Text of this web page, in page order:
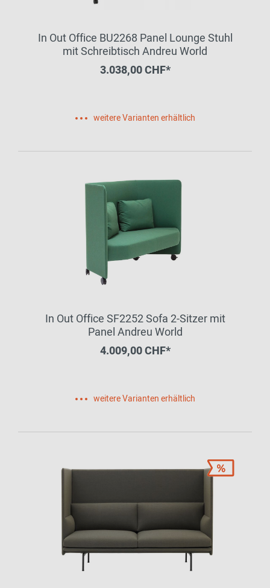
In Out Office BU2268 Panel Lounge Stuhl
mit Schreibtisch Andreu World
3.038,00 CHF*
weitere Varianten erhältlich
In Out Office SF2252 Sofa 2-Sitzer mit
Panel Andreu World
4.009,00 CHF*
weitere Varianten erhältlich